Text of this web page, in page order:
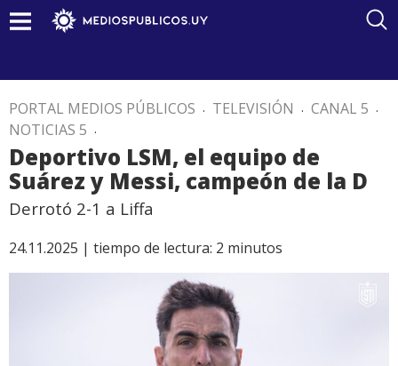
PORTAL MEDIOS PÚBLICOS . TELEVISIÓN . CANAL 5 .
NOTICIAS 5 .
Deportivo LSM, el equipo de
Suárez y Messi, campeón de la D
Derrotó 2-1 a Liffa
24.11.2025 | tiempo de lectura: 2 minutos